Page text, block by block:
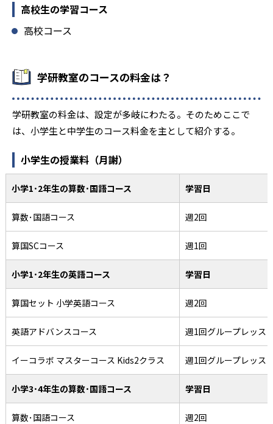
高校生の学習コース
高校コース
学研教室のコースの料金は？
学研教室の料金は、設定が多岐にわたる。そのためここで
は、小学生と中学生のコース料金を主として紹介する。
小学生の授業料（月謝）
小学1･2年生の算数･国語コース 学習日
算数･国語コース 週2回
算国SCコース 週1回
小学1･2年生の英語コース 学習日
算国セット 小学英語コース 週2回
英語アドバンスコース 週1回グループレッス
イーコラボ マスターコース Kids2クラス 週1回グループレッス
小学3･4年生の算数･国語コース 学習日
算数･国語コース 週2回